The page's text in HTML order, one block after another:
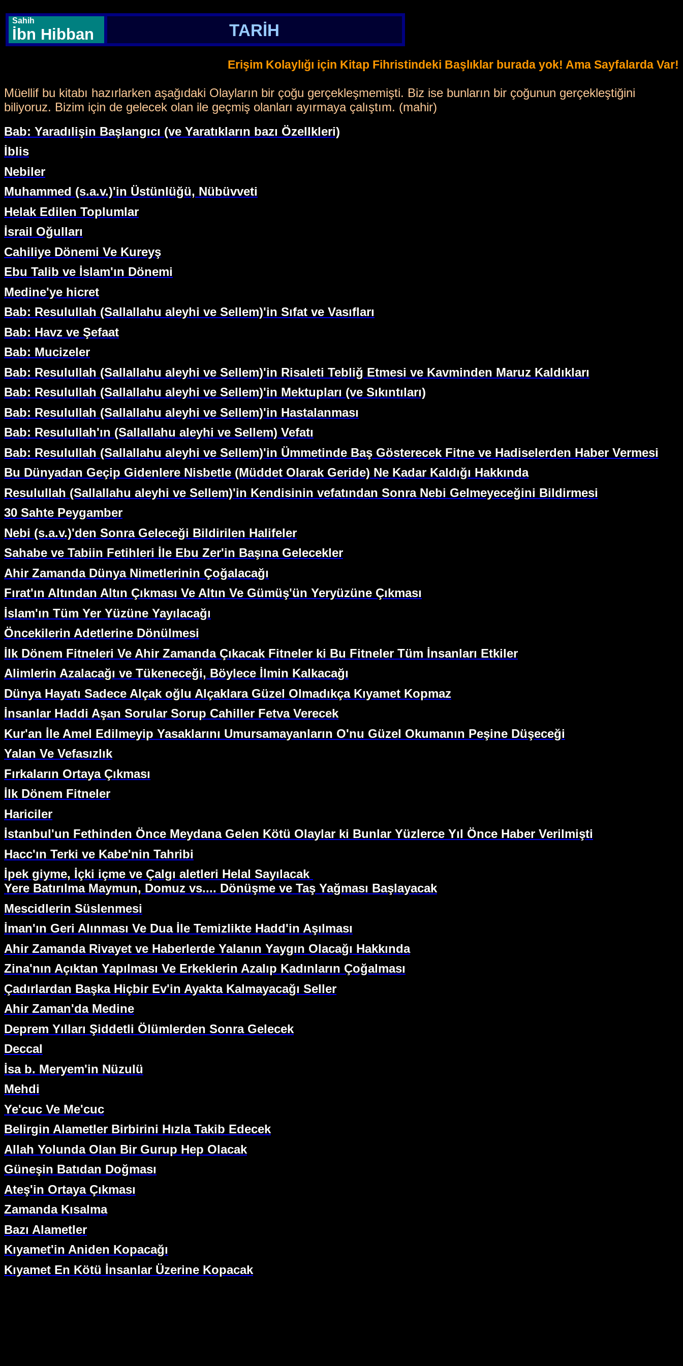
Sahih
İbn Hibban TARİH
Erişim Kolaylığı için Kitap Fihristindeki Başlıklar burada yok! Ama Sayfalarda Var!
Müellif bu kitabı hazırlarken aşağıdaki Olayların bir çoğu gerçekleşmemişti. Biz ise bunların bir çoğunun gerçekleştiğini
biliyoruz. Bizim için de gelecek olan ile geçmiş olanları ayırmaya çalıştım. (mahir)
Bab: Yaradılişin Başlangıcı (ve Yaratıkların bazı Özellkleri)
İblis
Nebiler
Muhammed (s.a.v.)'in Üstünlüğü, Nübüvveti
Helak Edilen Toplumlar
İsrail Oğulları
Cahiliye Dönemi Ve Kureyş
Ebu Talib ve İslam'ın Dönemi
Medine'ye hicret
Bab: Resulullah (Sallallahu aleyhi ve Sellem)'in Sıfat ve Vasıfları
Bab: Havz ve Şefaat
Bab: Mucizeler
Bab: Resulullah (Sallallahu aleyhi ve Sellem)'in Risaleti Tebliğ Etmesi ve Kavminden Maruz Kaldıkları
Bab: Resulullah (Sallallahu aleyhi ve Sellem)'in Mektupları (ve Sıkıntıları)
Bab: Resulullah (Sallallahu aleyhi ve Sellem)'in Hastalanması
Bab: Resulullah'ın (Sallallahu aleyhi ve Sellem) Vefatı
Bab: Resulullah (Sallallahu aleyhi ve Sellem)'in Ümmetinde Baş Gösterecek Fitne ve Hadiselerden Haber Vermesi
Bu Dünyadan Geçip Gidenlere Nisbetle (Müddet Olarak Geride) Ne Kadar Kaldığı Hakkında
Resulullah (Sallallahu aleyhi ve Sellem)'in Kendisinin vefatından Sonra Nebi Gelmeyeceğini Bildirmesi
30 Sahte Peygamber
Nebi (s.a.v.)'den Sonra Geleceği Bildirilen Halifeler
Sahabe ve Tabiin Fetihleri İle Ebu Zer'in Başına Gelecekler
Ahir Zamanda Dünya Nimetlerinin Çoğalacağı
Fırat'ın Altından Altın Çıkması Ve Altın Ve Gümüş'ün Yeryüzüne Çıkması
İslam'ın Tüm Yer Yüzüne Yayılacağı
Öncekilerin Adetlerine Dönülmesi
İlk Dönem Fitneleri Ve Ahir Zamanda Çıkacak Fitneler ki Bu Fitneler Tüm İnsanları Etkiler
Alimlerin Azalacağı ve Tükeneceği, Böylece İlmin Kalkacağı
Dünya Hayatı Sadece Alçak oğlu Alçaklara Güzel Olmadıkça Kıyamet Kopmaz
İnsanlar Haddi Aşan Sorular Sorup Cahiller Fetva Verecek
Kur'an İle Amel Edilmeyip Yasaklarını Umursamayanların O'nu Güzel Okumanın Peşine Düşeceği
Yalan Ve Vefasızlık
Fırkaların Ortaya Çıkması
İlk Dönem Fitneler
Hariciler
İstanbul'un Fethinden Önce Meydana Gelen Kötü Olaylar ki Bunlar Yüzlerce Yıl Önce Haber Verilmişti
Hacc'ın Terki ve Kabe'nin Tahribi
İpek giyme, İçki içme ve Çalgı aletleri Helal Sayılacak
Yere Batırılma Maymun, Domuz vs.... Dönüşme ve Taş Yağması Başlayacak
Mescidlerin Süslenmesi
İman'ın Geri Alınması Ve Dua İle Temizlikte Hadd'in Aşılması
Ahir Zamanda Rivayet ve Haberlerde Yalanın Yaygın Olacağı Hakkında
Zina'nın Açıktan Yapılması Ve Erkeklerin Azalıp Kadınların Çoğalması
Çadırlardan Başka Hiçbir Ev'in Ayakta Kalmayacağı Seller
Ahir Zaman'da Medine
Deprem Yılları Şiddetli Ölümlerden Sonra Gelecek
Deccal
İsa b. Meryem'in Nüzulü
Mehdi
Ye'cuc Ve Me'cuc
Belirgin Alametler Birbirini Hızla Takib Edecek
Allah Yolunda Olan Bir Gurup Hep Olacak
Güneşin Batıdan Doğması
Ateş'in Ortaya Çıkması
Zamanda Kısalma
Bazı Alametler
Kıyamet'in Aniden Kopacağı
Kıyamet En Kötü İnsanlar Üzerine Kopacak